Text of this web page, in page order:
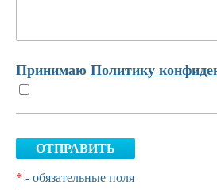
Принимаю Политику
ОТПРАВИТЬ
* - обязательные поля